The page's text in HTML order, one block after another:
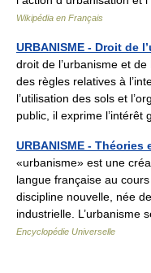
Wikipédia en Français
URBANISME - Droit de
droit de l’urbanisme et
des règles relatives à
l’utilisation des sols et
public, il exprime
URBANISME - Théories
«urbanisme» est une
langue française au
discipline nouvelle, née
industrielle. L’urbanisme
Encyclopédie Universelle